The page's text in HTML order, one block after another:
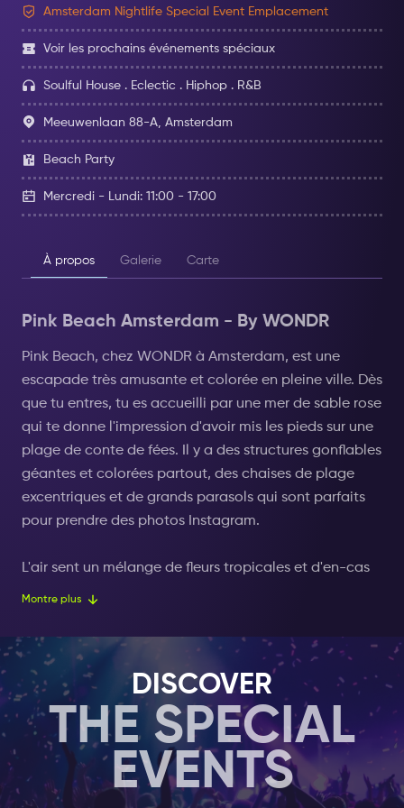
Amsterdam Nightlife Special Event Emplacement
Voir les prochains événements spéciaux
Soulful House . Eclectic . Hiphop . R&B
Meeuwenlaan 88-A, Amsterdam
Beach Party
Mercredi - Lundi: 11:00 - 17:00
À propos Galerie Carte
Pink Beach Amsterdam - By WONDR
Pink Beach, chez WONDR à Amsterdam, est une
escapade très amusante et colorée en pleine ville. Dès
que tu entres, tu es accueilli par une mer de sable rose
qui te donne l'impression d'avoir mis les pieds sur une
plage de conte de fées. Il y a des structures gonflables
géantes et colorées partout, des chaises de plage
excentriques et de grands parasols qui sont parfaits
pour prendre des photos Instagram.
L'air sent un mélange de fleurs tropicales et d'en-cas
délicieux provenant des stands de nourriture situés à
amusantes éclairent l'endroit, lui donnant une lueur
fraîche et rosée. Le lagon artificiel transparent est
parfait pour faire trempette ou flotter sur d'amusants
flotteurs en forme de flamants roses, de licornes et de
beignets.
Il y a toujours de la musique, ce qui crée une
ambiance détendue et joyeuse qui donne envie de se
Montre plus
DISCOVER
THE SPECIAL
EVENTS